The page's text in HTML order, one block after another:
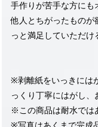
手作りが苦手な方にも
他人とちがったものが
っと満足していただけ
※剥離紙をいっきには
っくり丁寧にはがし、
※この商品は耐水では